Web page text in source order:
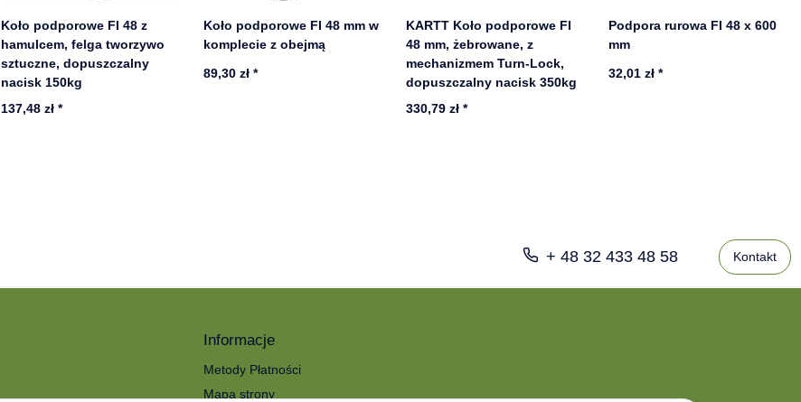
Koło podporowe FI 48 z
hamulcem, felga tworzywo
sztuczne, dopuszczalny
nacisk 150kg
137,48 zł*
Koło podporowe FI 48 mm w
komplecie z obejmą
89,30 zł*
KARTT Koło podporowe FI
48 mm, żebrowane, z
mechanizmem Turn-Lock,
dopuszczalny nacisk 350kg
330,79 zł*
Podpora rurowa FI 48 x 600
mm
32,01 zł*
+ 48 32 433 48 58 Kontakt
Informacje
Metody Płatności
Mapa strony